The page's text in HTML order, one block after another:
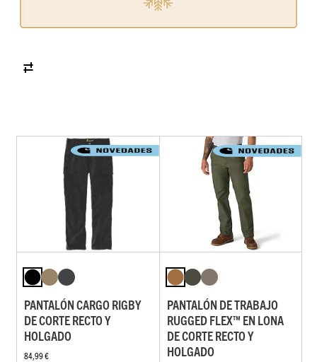
PANTALÓN CARGO RIGBY
DE CORTE RECTO Y
HOLGADO
84,99 €
PANTALÓN DE TRABAJO
RUGGED FLEX™ EN LONA
DE CORTE RECTO Y
HOLGADO